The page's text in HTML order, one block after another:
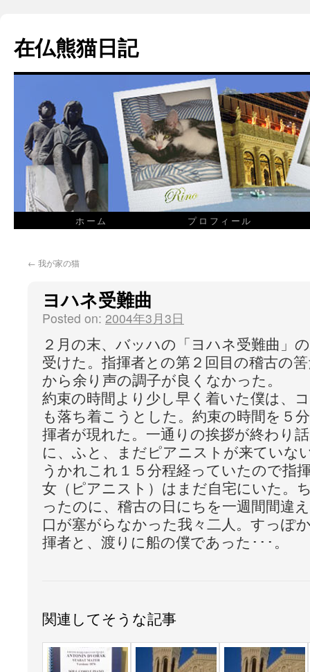
在仏熊猫日記
ホーム プロフィール
← 我が家の猫
ヨハネ受難曲
Posted on: 2004年3月3日
２月の末、バッハの「ヨハネ受難曲」
受けた。指揮者との第２回目の稽古の
から余り声の調子が良くなかった。
約束の時間より少し早く着いた僕は、
も落ち着こうとした。約束の時間を５
揮者が現れた。一通りの挨拶が終わり
に、ふと、まだピアニストが来ていな
うかれこれ１５分程経っていたので指
女（ピアニスト）はまだ自宅にいた。
ったのに、稽古の日にちを一週間間違
口が塞がらなかった我々二人。すっぽ
揮者と、渡りに船の僕であった･･･。
関連してそうな記事